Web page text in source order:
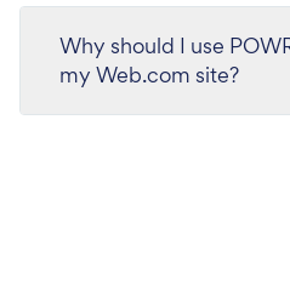
Why should I use
my Web.com site?